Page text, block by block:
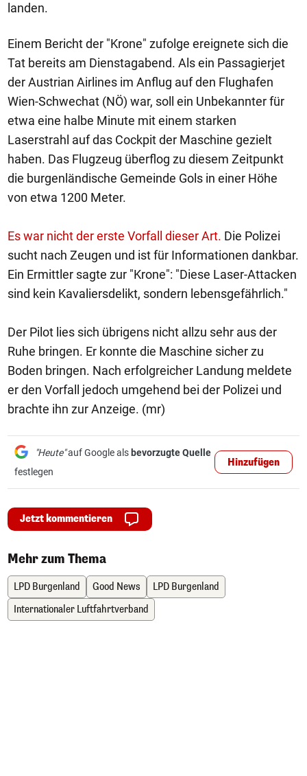
landen.
Einem Bericht der "Krone" zufolge ereignete sich die
Tat bereits am Dienstagabend. Als ein Passagierjet
der Austrian Airlines im Anflug auf den Flughafen
Wien-Schwechat (NÖ) war, soll ein Unbekannter für
etwa eine halbe Minute mit einem starken
Laserstrahl auf das Cockpit der Maschine gezielt
haben. Das Flugzeug überflog zu diesem Zeitpunkt
die burgenländische Gemeinde Gols in einer Höhe
von etwa 1200 Meter.
Es war nicht der erste Vorfall dieser Art. Die Polizei
sucht nach Zeugen und ist für Informationen dankbar.
Ein Ermittler sagte zur "Krone": "Diese Laser-Attacken
sind kein Kavaliersdelikt, sondern lebensgefährlich."
Der Pilot lies sich übrigens nicht allzu sehr aus der
Ruhe bringen. Er konnte die Maschine sicher zu
Boden bringen. Nach erfolgreicher Landung meldete
er den Vorfall jedoch umgehend bei der Polizei und
brachte ihn zur Anzeige. (mr)
"Heute"auf Google als bevorzugte Quelle
festlegen
Hinzufügen
Jetzt kommentieren
Mehr zum Thema
LPD Burgenland Good News
LPD Burgenland
Internationaler Luftfahrtverband